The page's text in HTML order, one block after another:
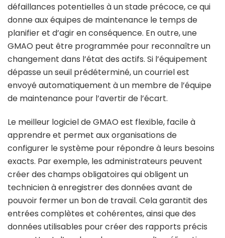
défaillances potentielles à un stade précoce, ce qui
donne aux équipes de maintenance le temps de
planifier et d’agir en conséquence. En outre, une
GMAO peut être programmée pour reconnaître un
changement dans l’état des actifs. Si l’équipement
dépasse un seuil prédéterminé, un courriel est
envoyé automatiquement à un membre de l’équipe
de maintenance pour l’avertir de l’écart.
Le meilleur logiciel de GMAO est flexible, facile à
apprendre et permet aux organisations de
configurer le système pour répondre à leurs besoins
exacts. Par exemple, les administrateurs peuvent
créer des champs obligatoires qui obligent un
technicien à enregistrer des données avant de
pouvoir fermer un bon de travail. Cela garantit des
entrées complètes et cohérentes, ainsi que des
données utilisables pour créer des rapports précis